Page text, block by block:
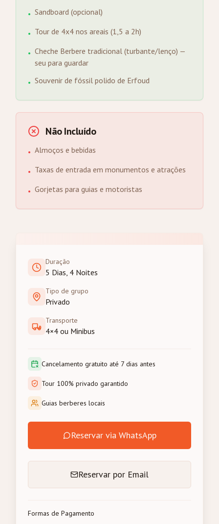
• Sandboard (opcional)
• Tour de 4x4 nos areais (1,5 a 2h)
• Cheche Berbere tradicional (turbante/lenço) —
seu para guardar
• Souvenir de fóssil polido de Erfoud
Não Incluído
• Almoços e bebidas
• Taxas de entrada em monumentos e atrações
• Gorjetas para guias e motoristas
Duração
5 Dias, 4 Noites
Tipo de grupo
Privado
Transporte
4×4 ou Minibus
Cancelamento gratuito até 7 dias antes
Tour 100% privado garantido
Guias berberes locais
Reservar via WhatsApp
Reservar por Email
Formas de Pagamento